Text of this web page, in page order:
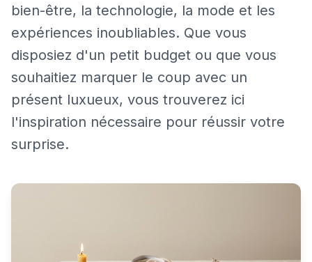
bien-être, la technologie, la mode et les
expériences inoubliables. Que vous
disposiez d'un petit budget ou que vous
souhaitiez marquer le coup avec un
présent luxueux, vous trouverez ici
l'inspiration nécessaire pour réussir votre
surprise.